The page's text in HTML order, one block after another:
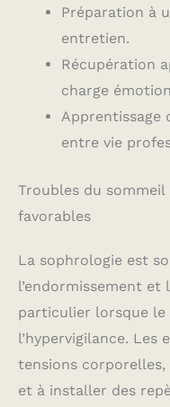
Préparation à
entretien.
Récupération
charge
Apprentissage
entre vie
Troubles du
favorables
La sophrologie est
l’endormissement
particulier lorsque
l’hypervigilance. Les
tensions
et à installer des